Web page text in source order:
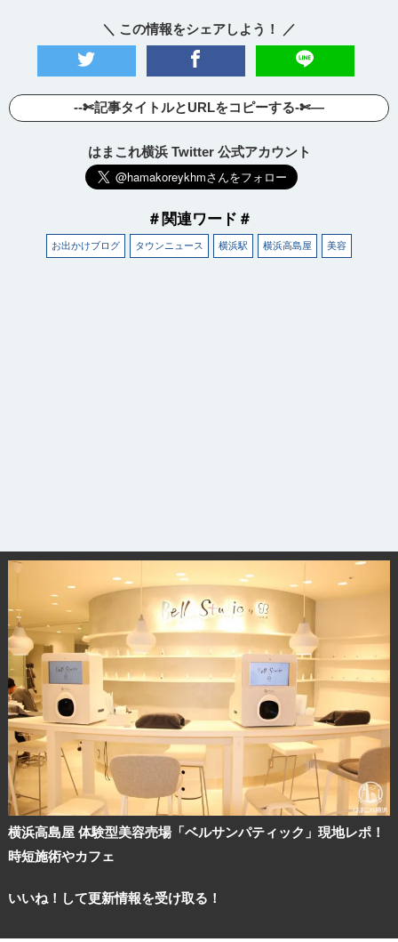
＼ この情報をシェアしよう！ ／
--✄記事タイトルとURLをコピーする-✄—
はまこれ横浜 Twitter 公式アカウント
＃関連ワード＃
お出かけブログ タウンニュース 横浜駅 横浜高島屋 美容
横浜高島屋 体験型美容売場「ベルサンパティック」現地レポ！
時短施術やカフェ
いいね！して更新情報を受け取る！